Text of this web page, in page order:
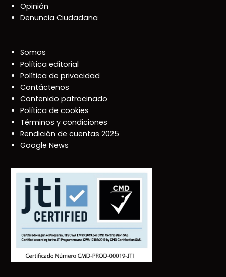
Opinión
Denuncia Ciudadana
Somos
Política editorial
Política de privacidad
Contáctenos
Contenido patrocinado
Política de cookies
Términos y condiciones
Rendición de cuentas 2025
Google News